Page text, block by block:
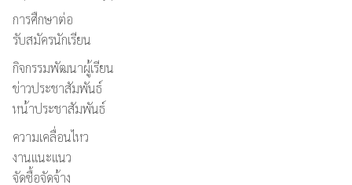
การศืกษาต่อ
รับสมัครนักเรียน
กิจกรรมพัฒนาผู้เรียน
ข่าวประชาสัมพันธ์
หน้าประชาสัมพันธ์
ความเคลื่อนไหว
งานแนะแนว
จัดซื้อจัดจ้าง